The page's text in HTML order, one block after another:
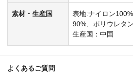
素材・生産国
表地:ナイロン
90%、ポリウレタ
生産国：中国
よくあるご質問